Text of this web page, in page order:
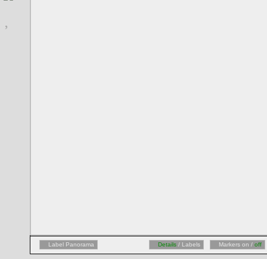
Label Panorama Details / Labels Markers on / off